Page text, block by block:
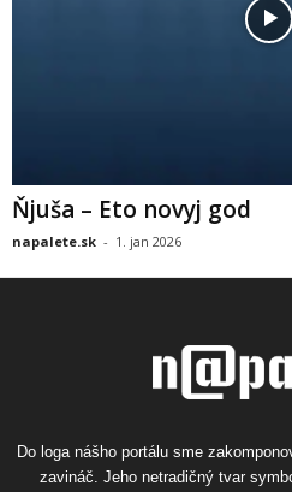
Ňjuša – Eto novyj god
napalete.sk - 1. jan 2026
Do loga nášho portálu sme
zavináč. Jeho netradičný tvar